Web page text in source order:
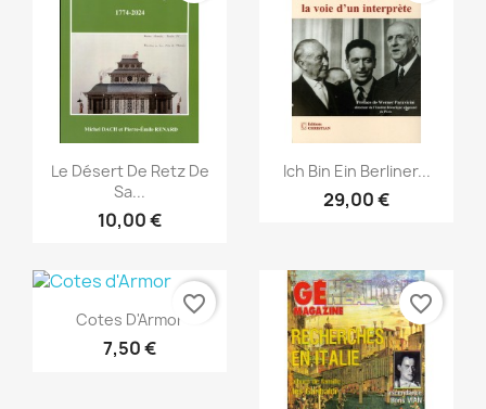
Snabbvy
Le Désert De Retz De
Sa...
10,00 €
 Snabbvy
Ich Bin Ein Berliner...
29,00 €
Snabbvy
Cotes D'Armor
7,50 €
favorite_border favorite_border